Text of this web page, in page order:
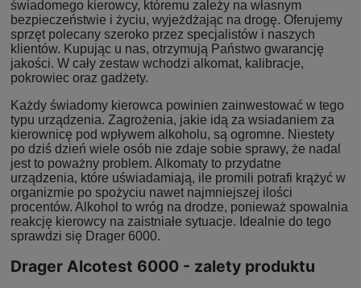
świadomego kierowcy, któremu zależy na własnym
bezpieczeństwie i życiu, wyjeżdżając na drogę. Oferujemy
sprzęt polecany szeroko przez specjalistów i naszych
klientów. Kupując u nas, otrzymują Państwo gwarancję
jakości. W cały zestaw wchodzi alkomat, kalibracje,
pokrowiec oraz gadżety.
Każdy świadomy kierowca powinien zainwestować w tego
typu urządzenia. Zagrożenia, jakie idą za wsiadaniem za
kierownicę pod wpływem alkoholu, są ogromne. Niestety
po dziś dzień wiele osób nie zdaje sobie sprawy, że nadal
jest to poważny problem. Alkomaty to przydatne
urządzenia, które uświadamiają, ile promili potrafi krążyć w
organizmie po spożyciu nawet najmniejszej ilości
procentów. Alkohol to wróg na drodze, ponieważ spowalnia
reakcję kierowcy na zaistniałe sytuacje. Idealnie do tego
sprawdzi się Drager 6000.
Drager Alcotest 6000 - zalety produktu